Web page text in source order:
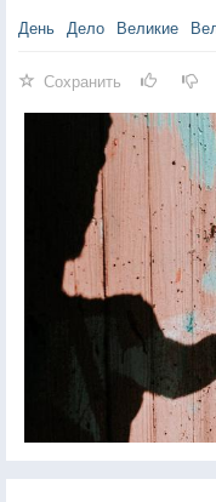
День Дело Великие
Сохранить